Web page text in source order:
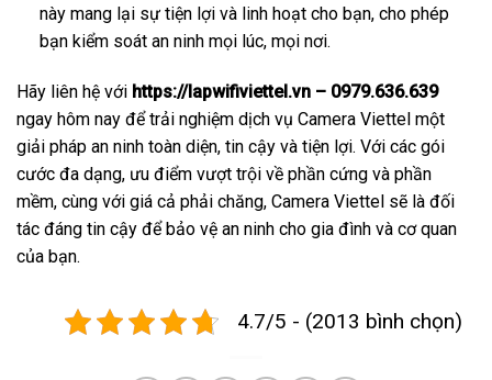
này mang lại sự tiện lợi và linh hoạt cho bạn, cho phép
bạn kiểm soát an ninh mọi lúc, mọi nơi.
Hãy liên hệ với https://lapwifiviettel.vn – 0979.636.639
ngay hôm nay để trải nghiệm dịch vụ Camera Viettel một
giải pháp an ninh toàn diện, tin cậy và tiện lợi. Với các gói
cước đa dạng, ưu điểm vượt trội về phần cứng và phần
mềm, cùng với giá cả phải chăng, Camera Viettel sẽ là đối
tác đáng tin cậy để bảo vệ an ninh cho gia đình và cơ quan
của bạn.
4.7/5 - (2013 bình chọn)